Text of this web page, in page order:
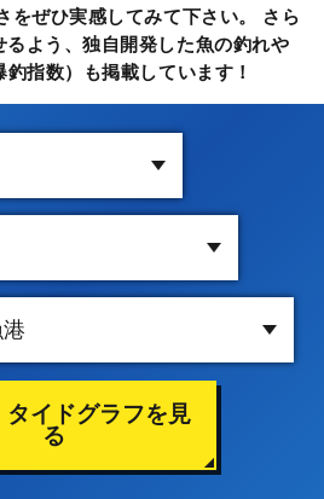
をぜひ実感してみて下さい。 さら
よう、独自開発した魚の釣れや
指数）も掲載しています！
タイドグラフを見
る